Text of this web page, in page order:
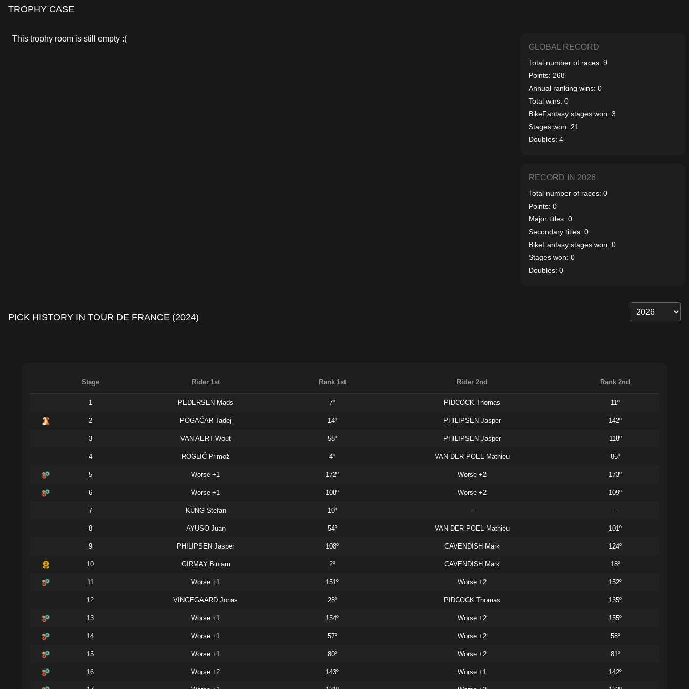
TROPHY CASE
This trophy room is still empty :(
GLOBAL RECORD
Total number of races: 9
Points: 268
Annual ranking wins: 0
Total wins: 0
BikeFantasy stages won: 3
Stages won: 21
Doubles: 4
RECORD IN 2026
Total number of races: 0
Points: 0
Major titles: 0
Secondary titles: 0
BikeFantasy stages won: 0
Stages won: 0
Doubles: 0
PICK HISTORY IN TOUR DE FRANCE (2024)
Stage Rider 1st Rank 1st Rider 2nd Rank 2nd
1 PEDERSEN Mads 7º PIDCOCK Thomas 11º
2 POGAČAR Tadej 14º PHILIPSEN Jasper 142º
3 VAN AERT Wout 58º PHILIPSEN Jasper 118º
4 ROGLIČ Primož 4º VAN DER POEL Mathieu 85º
5 Worse +1 172º Worse +2 173º
6 Worse +1 108º Worse +2 109º
7 KÜNG Stefan 10º - -
8 AYUSO Juan 54º VAN DER POEL Mathieu 101º
9 PHILIPSEN Jasper 108º CAVENDISH Mark 124º
10 GIRMAY Biniam 2º CAVENDISH Mark 18º
11 Worse +1 151º Worse +2 152º
12 VINGEGAARD Jonas 28º PIDCOCK Thomas 135º
13 Worse +1 154º Worse +2 155º
14 Worse +1 57º Worse +2 58º
15 Worse +1 80º Worse +2 81º
16 Worse +2 143º Worse +1 142º